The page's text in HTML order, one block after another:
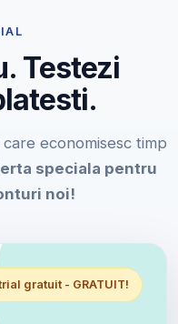
Testezi
economisesc timp
speciala pentru
noi!
gratuit - GRATUIT!